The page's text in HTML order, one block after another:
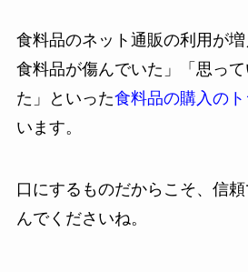
食料品のネット通販の利用が
食料品が傷んでいた」「思っ
た」といった食料品の購入の
います。
口にするものだからこそ、信
んでくださいね。